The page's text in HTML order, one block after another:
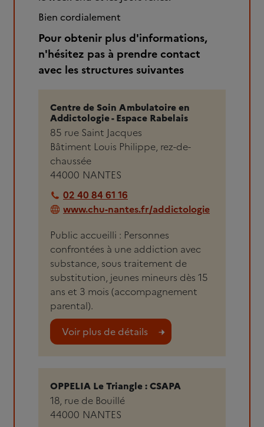
Bien cordialement
Pour obtenir plus d'informations,
n'hésitez pas à prendre contact
avec les structures suivantes
Centre de Soin Ambulatoire en
Addictologie - Espace Rabelais
85 rue Saint Jacques
Bâtiment Louis Philippe, rez-de-
chaussée
44000 NANTES
02 40 84 61 16
www.chu-nantes.fr/addictologie
Public accueilli : Personnes
confrontées à une addiction avec
substance, sous traitement de
substitution, jeunes mineurs dès 15
ans et 3 mois (accompagnement
parental).
Voir plus de détails
OPPELIA Le Triangle : CSAPA
18, rue de Bouillé
44000 NANTES